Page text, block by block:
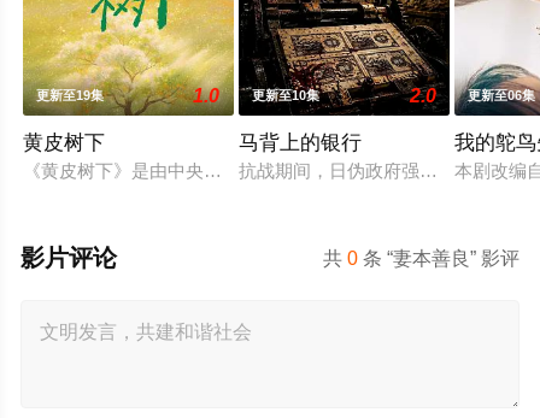
更新至19集 1.0
黄皮树下
《黄皮树下》是由中央广播电视总台农业农村节目中心联合中
更新至10集 2.0
马背上的银行
抗战期间，日伪政府强行推广、使用
更新至06集
我的鸵
本剧改编
共0 条 “妻本善良” 影评
影片评论